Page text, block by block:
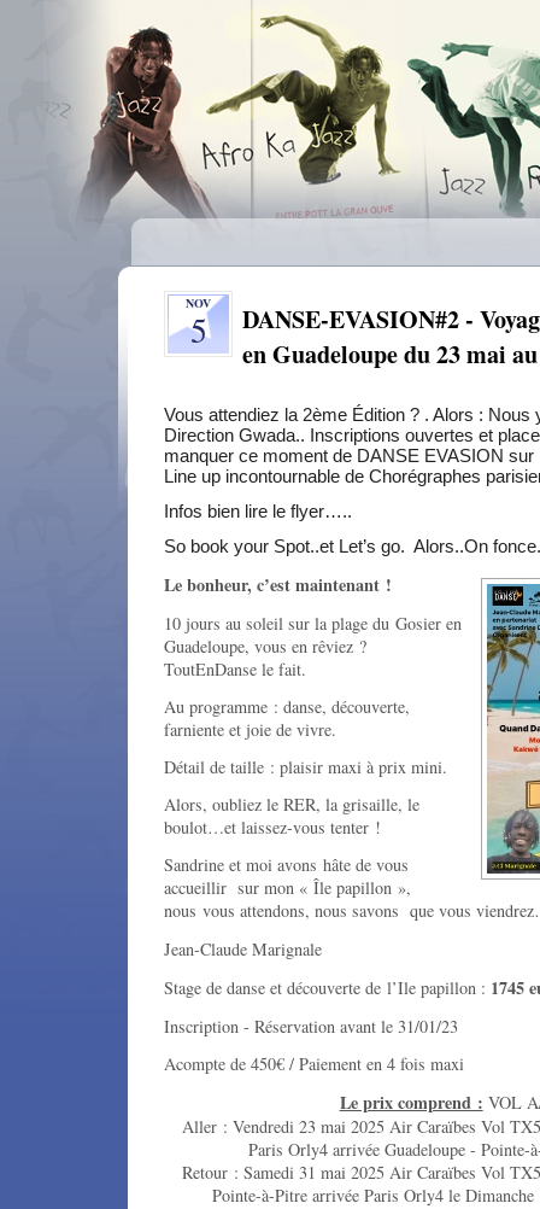
NOV
5
DANSE-EVASION#2 -
en Guadeloupe du 23 mai
Vous attendiez la 2ème Édition ? . Alors :
Direction Gwada.. Inscriptions ouvertes et
manquer ce moment de DANSE EVASION sur
Line up incontournable de Chorégraphes
Infos bien lire le flyer…..
So book your Spot..et Let’s go. Alors..On
Le bonheur, c’est maintenant !
10 jours au soleil sur la plage du Gosier en
Guadeloupe, vous en rêviez ?
ToutEnDanse le fait.
Au programme : danse, découverte,
farniente et joie de vivre.
Détail de taille : plaisir maxi à prix mini.
Alors, oubliez le RER, la grisaille, le
boulot…et laissez-vous tenter !
Sandrine et moi avons hâte de vous
accueillir sur mon « Île papillon »,
nous vous attendons, nous savons que vous
Jean-Claude Marignale
Stage de danse et découverte de l’Ile papillon : 1745
Inscription - Réservation avant le 31/01/23
Acompte de 450€ / Paiement en 4 fois maxi
Le prix comprend : VOL
Aller : Vendredi 23 mai 2025 Air Caraïbes Vol
Paris Orly4 arrivée Guadeloupe - Pointe-
Retour : Samedi 31 mai 2025 Air Caraïbes Vol
Pointe-à-Pitre arrivée Paris Orly4 le